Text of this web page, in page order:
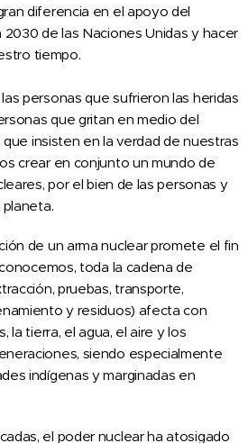
diferencia en el apoyo del
de las Naciones Unidas y hacer
tiempo.
personas que sufrieron las heridas
que gritan en medio del
insisten en la verdad de nuestras
crear en conjunto un mundo de
por el bien de las personas y
de un arma nuclear promete el fin
toda la cadena de
pruebas, transporte,
y residuos) afecta con
la tierra, el agua, el aire y los
siendo especialmente
indígenas y marginadas en
el poder nuclear ha atosigado